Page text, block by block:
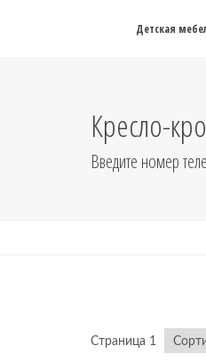
Детская
Кресло-
Введите номер
Страница 1